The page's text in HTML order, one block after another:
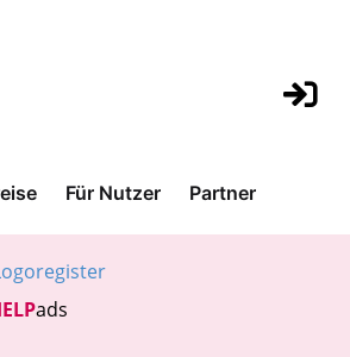
Für Nutzer Partner
ads